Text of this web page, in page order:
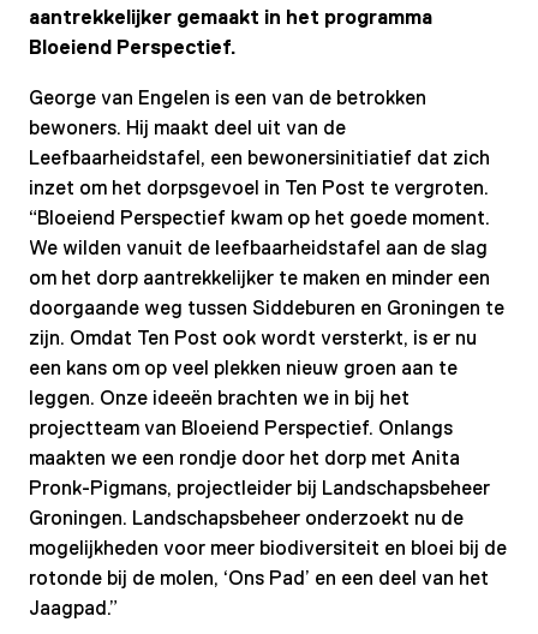
aantrekkelijker gemaakt in het programma
Bloeiend Perspectief.
George van Engelen is een van de betrokken
bewoners. Hij maakt deel uit van de
Leefbaarheidstafel, een bewonersinitiatief dat zich
inzet om het dorpsgevoel in Ten Post te vergroten.
“Bloeiend Perspectief kwam op het goede moment.
We wilden vanuit de leefbaarheidstafel aan de slag
om het dorp aantrekkelijker te maken en minder een
doorgaande weg tussen Siddeburen en Groningen te
zijn. Omdat Ten Post ook wordt versterkt, is er nu
een kans om op veel plekken nieuw groen aan te
leggen. Onze ideeën brachten we in bij het
projectteam van Bloeiend Perspectief. Onlangs
maakten we een rondje door het dorp met Anita
Pronk-Pigmans, projectleider bij Landschapsbeheer
Groningen. Landschapsbeheer onderzoekt nu de
mogelijkheden voor meer biodiversiteit en bloei bij de
rotonde bij de molen, ‘Ons Pad’ en een deel van het
Jaagpad.”